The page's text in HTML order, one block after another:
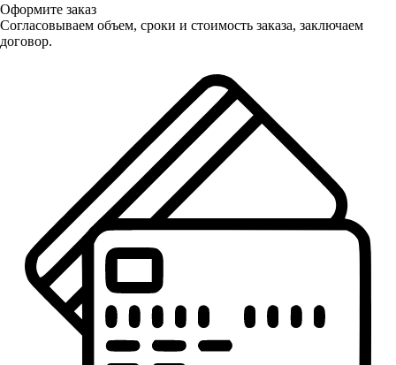
Оформите заказ
Согласовываем объем, сроки и стоимость заказа, заключаем
договор.